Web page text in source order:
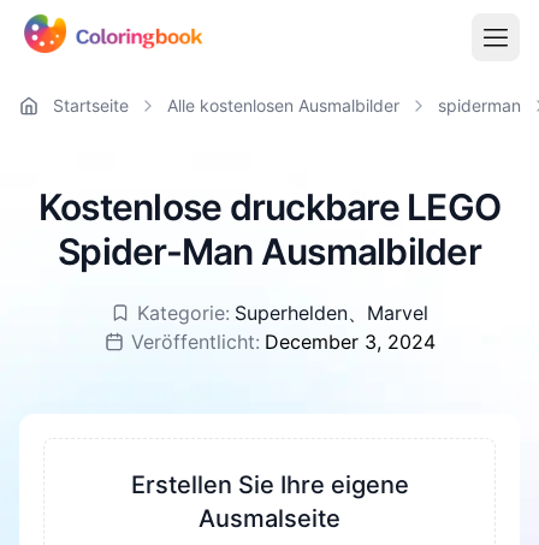
Startseite Alle kostenlosen Ausmalbilder spiderman
Kostenlose druckbare LEGO
Spider-Man Ausmalbilder
Kategorie: Superhelden、 Marvel
Veröffentlicht: December 3, 2024
Erstellen Sie Ihre eigene
Ausmalseite